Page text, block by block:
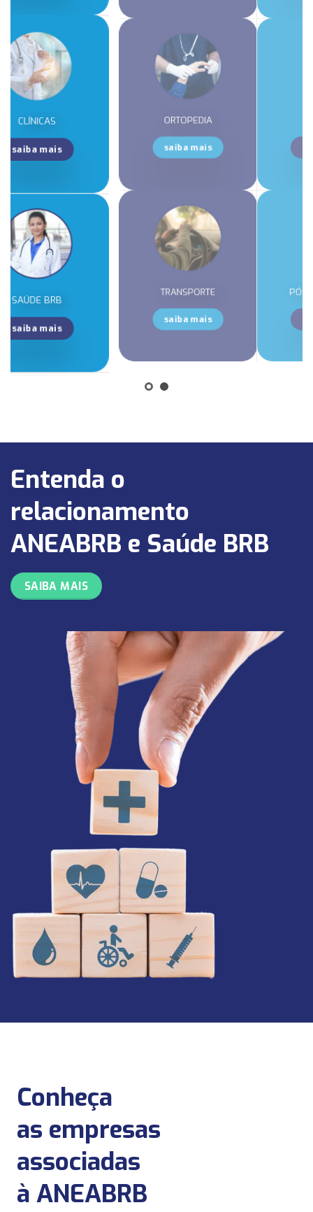
saiba mais
PADARIAS
saiba mais
TRANSPORTE
saiba mais saiba mais
Entenda o
relacionamento
ANEABRB e Saúde BRB
SAIBA MAIS
Conheça
as empresas
associadas
à ANEABRB